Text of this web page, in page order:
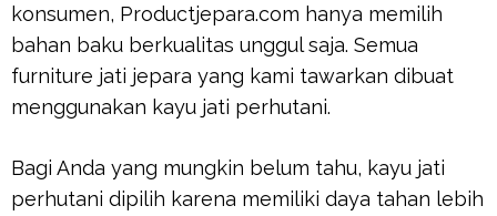
konsumen, Productjepara.com hanya memilih
bahan baku berkualitas unggul saja. Semua
furniture jati jepara yang kami tawarkan dibuat
menggunakan kayu jati perhutani.
Bagi Anda yang mungkin belum tahu, kayu jati
perhutani dipilih karena memiliki daya tahan lebih